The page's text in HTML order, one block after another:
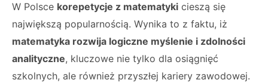
W Polsce korepetycje z matematyki cieszą się
największą popularnością. Wynika to z faktu, iż
matematyka rozwija logiczne myślenie i zdolności
analityczne, kluczowe nie tylko dla osiągnięć
szkolnych, ale również przyszłej kariery zawodowej.